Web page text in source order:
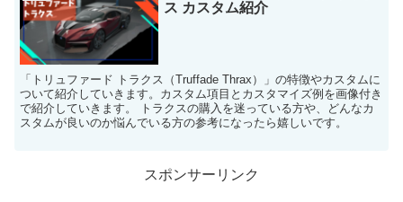
ス カスタム紹介
「トリュファード トラクス（Truffade Thrax）」の特徴やカスタムに
ついて紹介していきます。カスタム項目とカスタマイズ例を画像付き
で紹介していきます。 トラクスの購入を迷っている方や、どんなカ
スタムが良いのか悩んでいる方の参考になったら嬉しいです。
スポンサーリンク